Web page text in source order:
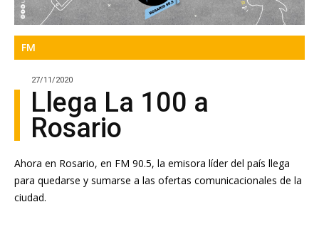
FM
27/11/2020
Llega La 100 a
Rosario
Ahora en Rosario, en FM 90.5, la emisora líder del país llega
para quedarse y sumarse a las ofertas comunicacionales de la
ciudad.